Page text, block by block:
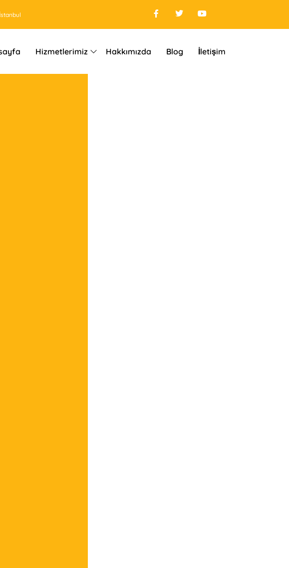
Hizmetlerimiz Hakkımızda Blog İletişim